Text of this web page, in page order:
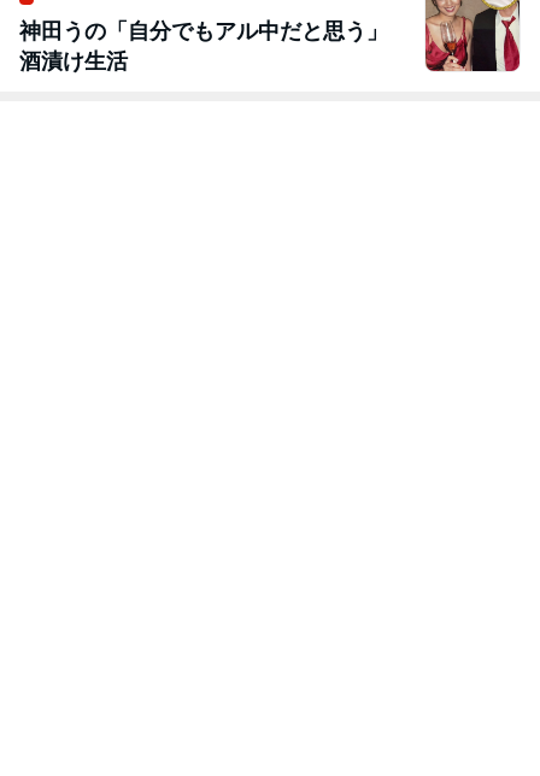
神田うの「自分でもアル中だと思う」
酒漬け生活